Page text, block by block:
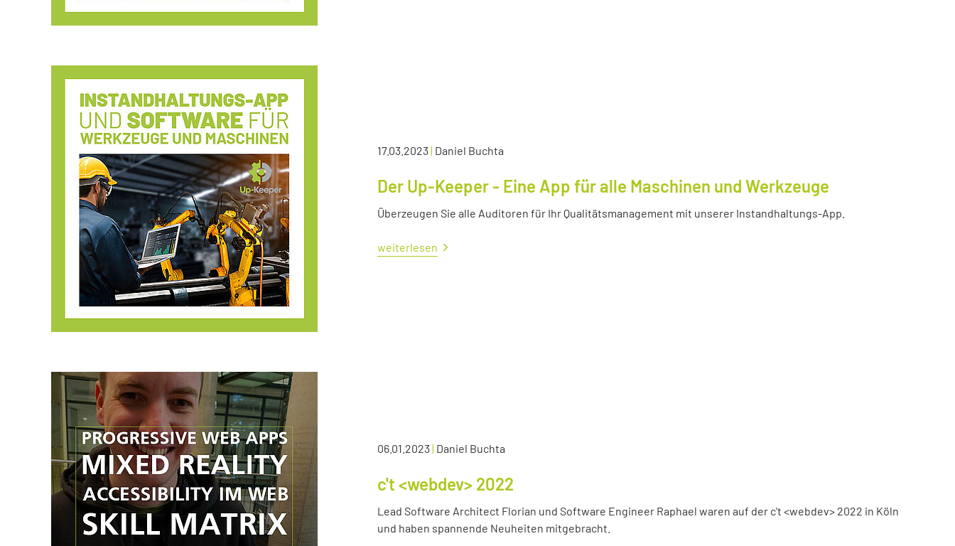
17.03.2023| Daniel Buchta
Der Up-Keeper - Eine App für alle Maschinen und Werkzeuge
Überzeugen Sie alle Auditoren für Ihr Qualitätsmanagement mit unserer Instandhaltungs-App.
weiterlesen
06.01.2023| Daniel Buchta
c't <webdev> 2022
Lead Software Architect Florian und Software Engineer Raphael waren auf der c't <webdev> 2022 in Köln
und haben spannende Neuheiten mitgebracht.